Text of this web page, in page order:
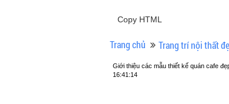
Copy HTML
Trang chủ Trang trí nội thất
Giới thiệu các mẫu thiết kế quán cafe
16:41:14